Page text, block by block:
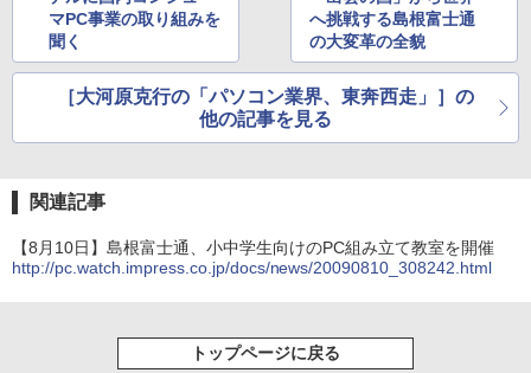
マPC事業の取り組みを
聞く
へ挑戦する島根富士通
の大変革の全貌
［大河原克行の「パソコン業界、東奔西走」］の
他の記事を見る
関連記事
【8月10日】島根富士通、小中学生向けのPC組み立て教室を開催
http://pc.watch.impress.co.jp/docs/news/20090810_308242.html
トップページに戻る